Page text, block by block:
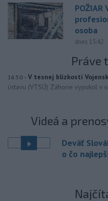
POŽIAR
osoba
dnes 15:42
Práve
16:50 - V tesnej blízkosti
ústavu (VTSÚ) Záhorie vypukol v
Videá a
Deväť
o čo